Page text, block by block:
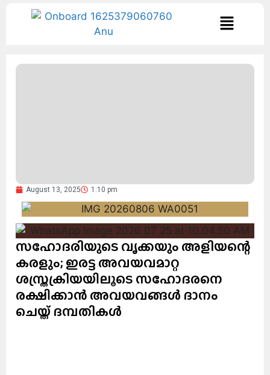
August 13, 2025 1:10 pm
സഹോദരിയുടെ വൃക്കയും അളിയന്റെ
കരളും; ഇരട്ട അവയവമാറ്റ
ശസ്ത്രക്രിയയിലൂടെ സഹോദരനെ
രക്ഷിക്കാൻ അവയവങ്ങൾ ദാനം
ചെയ്ത് ദമ്പതികൾ